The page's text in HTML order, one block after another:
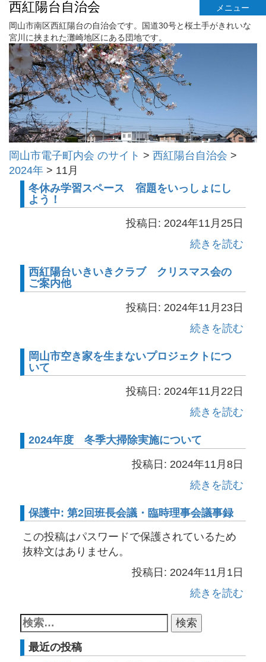
西紅陽台自治会
メニュー
岡山市南区西紅陽台の自治会です。国道30号と桜土手がきれいな
宮川に挟まれた灘崎地区にある団地です。
岡山市電子町内会 のサイト > 西紅陽台自治会 >
2024年 > 11月
冬休み学習スペース 宿題をいっしょにし
よう！
投稿日: 2024年11月25日
続きを読む
西紅陽台いきいきクラブ クリスマス会の
ご案内他
投稿日: 2024年11月23日
続きを読む
岡山市空き家を生まないプロジェクトにつ
いて
投稿日: 2024年11月22日
続きを読む
2024年度 冬季大掃除実施について
投稿日: 2024年11月8日
続きを読む
保護中: 第2回班長会議・臨時理事会議事録
この投稿はパスワードで保護されているため
抜粋文はありません。
投稿日: 2024年11月1日
続きを読む
最近の投稿